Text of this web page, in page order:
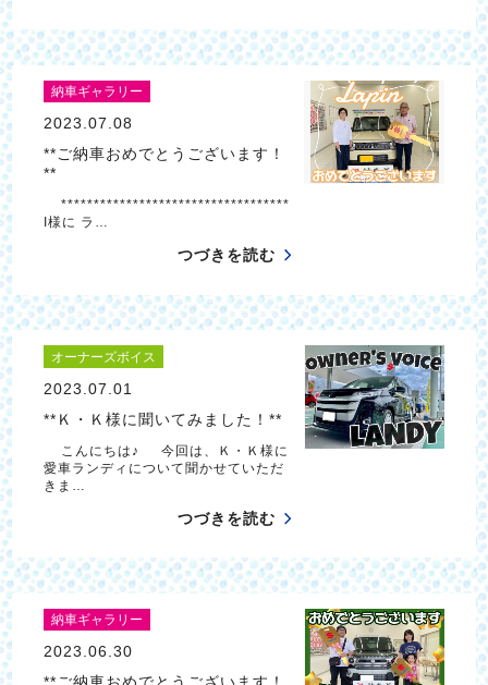
納車ギャラリー
2023.07.08
**ご納車おめでとうございます！
**
***********************************
I様に ラ…
つづきを読む
オーナーズボイス
2023.07.01
**Ｋ・Ｋ様に聞いてみました！**
こんにちは♪ 今回は、Ｋ・Ｋ様に
愛車ランディについて聞かせていただ
きま…
つづきを読む
納車ギャラリー
2023.06.30